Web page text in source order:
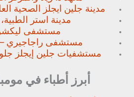
مدينة جلين ايجلز الصحية
مدينة استر الطبية،
مستشفى
مستشفى راجاجيري –
مستشفيات جلين إيجلز
أبرز أطباء في